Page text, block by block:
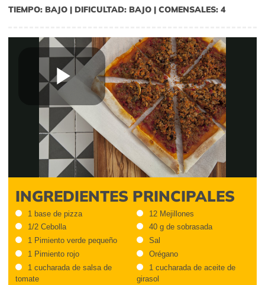
TIEMPO: BAJO | DIFICULTAD: BAJO | COMENSALES: 4
Play
Video
INGREDIENTES PRINCIPALES
1 base de pizza
1/2 Cebolla
1 Pimiento verde pequeño
1 Pimiento rojo
1 cucharada de salsa de
tomate
12 Mejillones
40 g de sobrasada
Sal
Orégano
1 cucharada de aceite de
girasol